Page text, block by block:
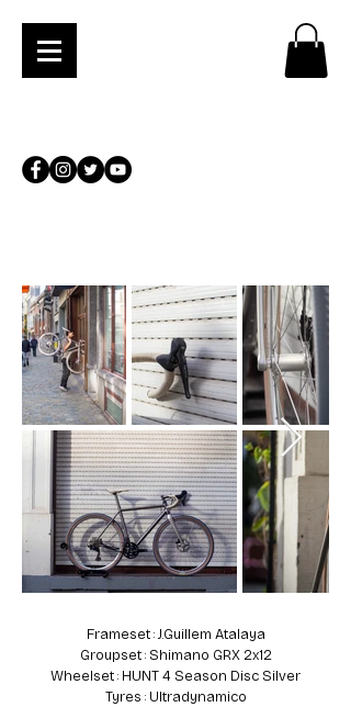
Frameset : J.Guillem Atalaya
Groupset : Shimano GRX 2x12
Wheelset : HUNT 4 Season Disc Silver
Tyres : Ultradynamico